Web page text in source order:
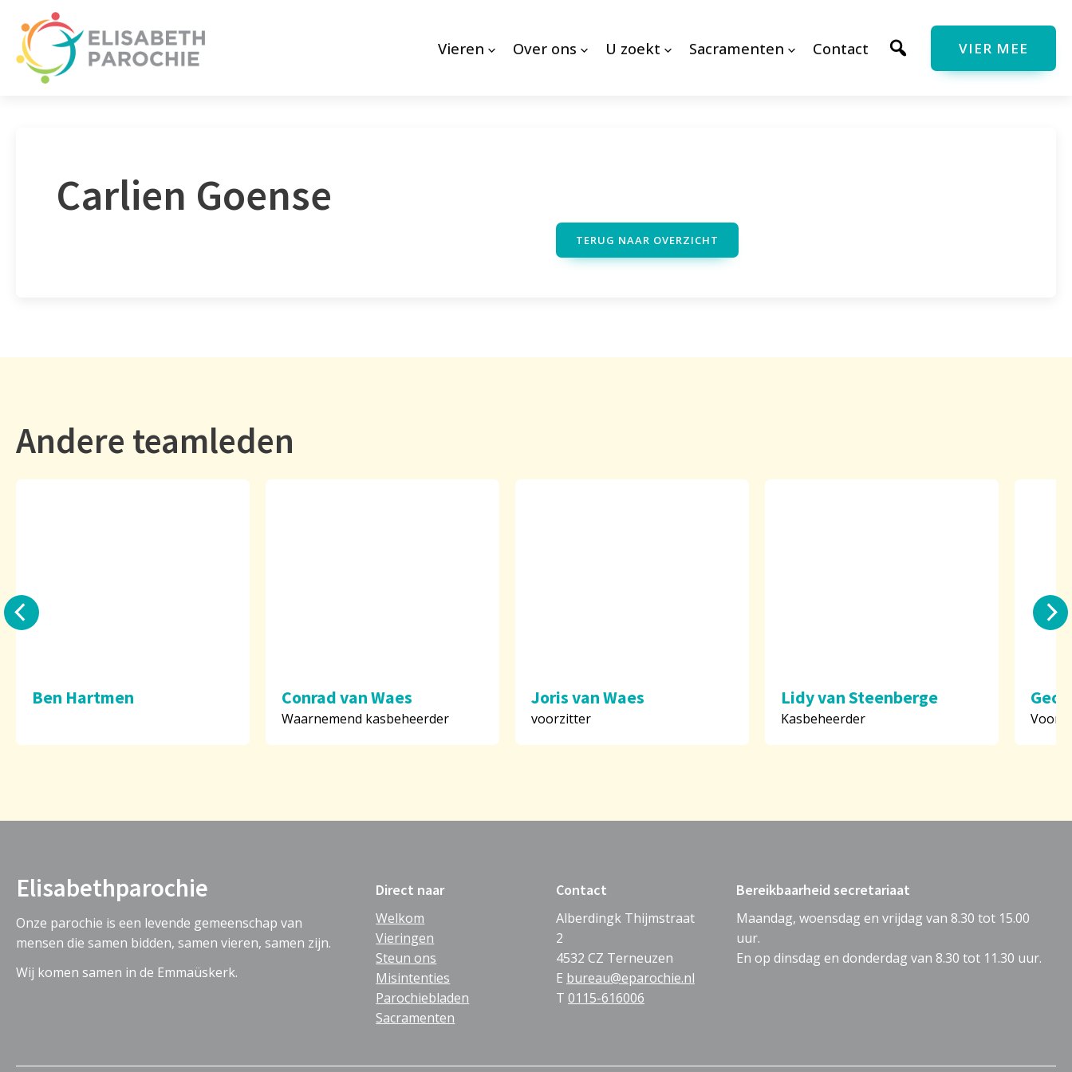
Vieren Over ons U zoekt Sacramenten Contact VIER MEE
Carlien Goense
TERUG NAAR OVERZICHT
Andere teamleden
Ben Hartmen Conrad van Waes
Waarnemend kasbeheerder
Joris van Waes
voorzitter
Lidy van Steenberge
Kasbeheerder
Elisabethparochie
Onze parochie is een levende gemeenschap van
mensen die samen bidden, samen vieren, samen zijn.
Wij komen samen in de Emmaüskerk.
Direct naar
Welkom
Vieringen
Steun ons
Misintenties
Parochiebladen
Sacramenten
Contact
Alberdingk Thijmstraat
2
4532 CZ Terneuzen
E bureau@eparochie.nl
T 0115-616006
Bereikbaarheid secretariaat
Maandag, woensdag en vrijdag van 8.30 tot 15.00
uur.
En op dinsdag en donderdag van 8.30 tot 11.30 uur.